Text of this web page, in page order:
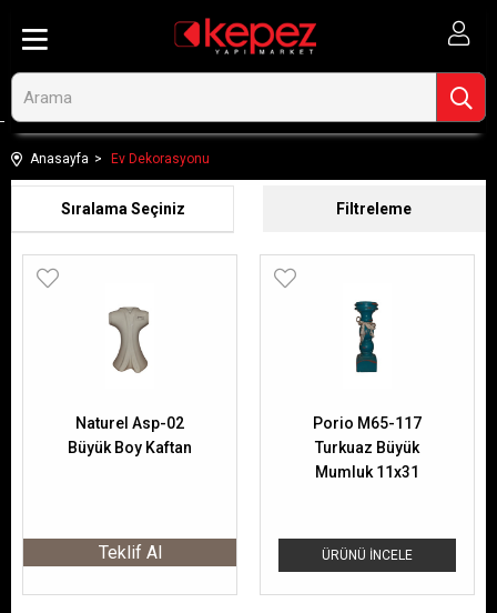
Anasayfa Ev Dekorasyonu
Filtreleme
Sıralama
Naturel Asp-02
Büyük Boy Kaftan
Teklif Al ÜRÜNÜ İNCELE
Porio M65-117
Turkuaz Büyük
Mumluk 11x31